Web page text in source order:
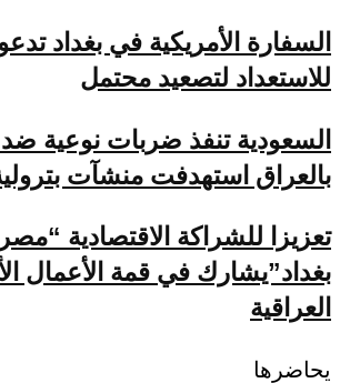
السفارة الأمريكية في بغداد
للاستعداد لتصعيد محتمل
السعودية تنفذ ضربات نوعية
بالعراق استهدفت منشآت
تعزيزا للشراكة الاقتصادية
بغداد”يشارك في قمة الأعمال
العراقية
يحاضرها